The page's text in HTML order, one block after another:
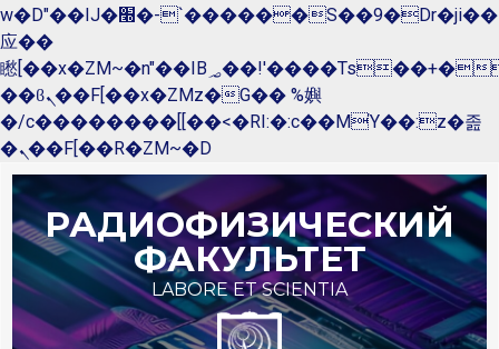
w�D"��IJ�׭�-`������S��9�Dr�ji��EJ߅��gJ�
应��
矁[��x�ZM~�n"��IB؃��!'����Тѕ��+��(m��IK�ʭ�/|
��ϐܢ��F[��x�ZMz�G�� %嬩
�/c��������[[��<�RI:�:c��MΎ��:z�졾
�ܢ��F[��R�ZM~�D
Перейти
содержимому
РАДИОФИЗИЧЕСКИЙ
ФАКУЛЬТЕТ
LABORE ET SCIENTIA